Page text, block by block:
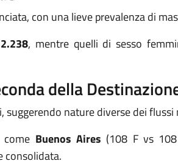
con una lieve prevalenza di
2.238, mentre quelli di sesso
della
nature diverse dei flussi
Buenos Aires (108 F vs
consolidata.